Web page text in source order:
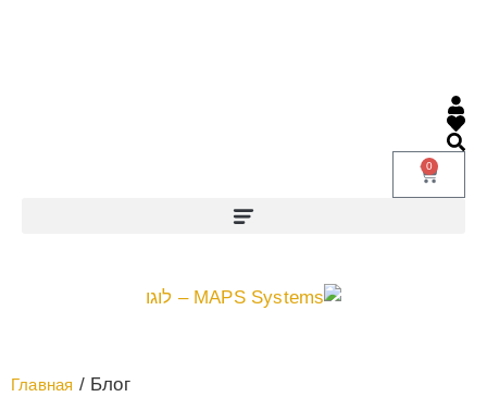
0
Главная / Блог